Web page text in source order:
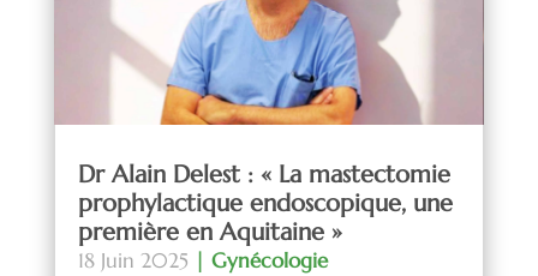
Dr Alain Delest : « La mastectomie
prophylactique endoscopique, une
première en Aquitaine »
18 Juin 2025 | Gynécologie